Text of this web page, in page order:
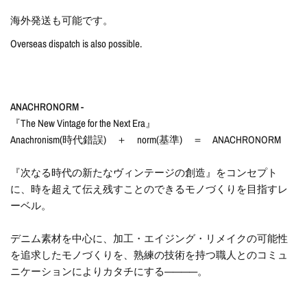
海外発送も可能です。
Overseas dispatch is also possible.
ANACHRONORM-
『The New Vintage for the Next Era』
Anachronism(時代錯誤) ＋ norm(基準) ＝ ANACHRONORM
『次なる時代の新たなヴィンテージの創造』をコンセプト
に、時を超えて伝え残すことのできるモノづくりを目指すレ
ーベル。
デニム素材を中心に、加工・エイジング・リメイクの可能性
を追求したモノづくりを、熟練の技術を持つ職人とのコミュ
ニケーションによりカタチにする————。